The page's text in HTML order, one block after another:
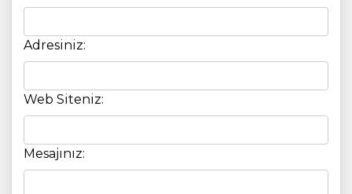
Adresiniz:
Web Siteniz:
Mesajınız: